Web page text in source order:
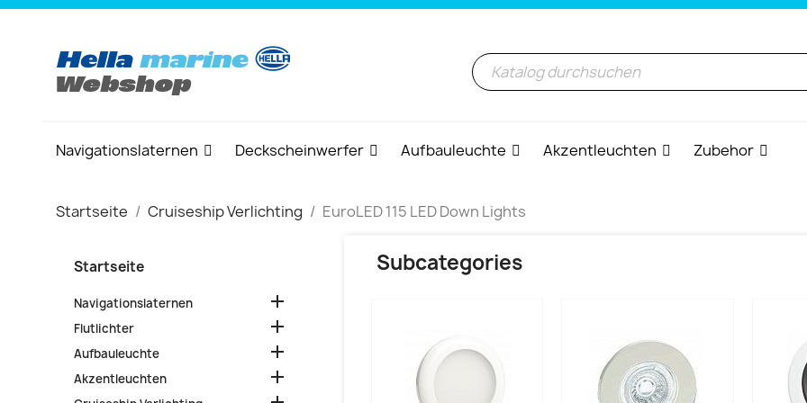
Navigationslaternen Deckscheinwerfer Aufbauleuchte Akzentleuchten Zubehor
Startseite Cruiseship Verlichting EuroLED 115 LED Down Lights
Startseite
Navigationslaternen 
Flutlichter 
Aufbauleuchte 
Akzentleuchten 
Subcategories